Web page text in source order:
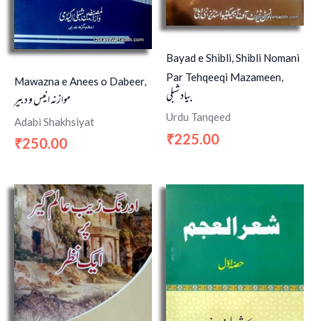
Mawazna e Anees o Dabeer,
موازنہ انیس و دبیر
Adabi Shakhsiyat
₹250.00
Bayad e Shibli, Shibli Nomani
Par Tehqeeqi Mazameen,
بیاد شبلی
Urdu Tanqeed
₹225.00